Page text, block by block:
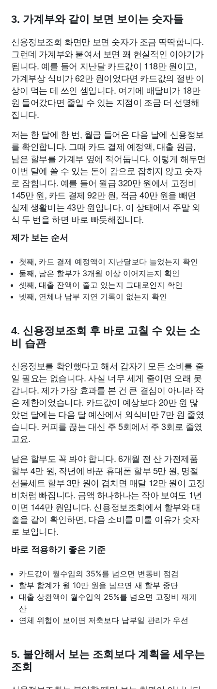
3. 가계부와 같이 보면 보이는 숫자들
신용정보조회 화면만 보면 숫자가 조금 딱딱합니다.
그런데 가계부와 붙여서 보면 꽤 현실적인 이야기가
됩니다. 예를 들어 지난달 카드값이 118만 원이고,
가계부상 식비가 62만 원이었다면 카드값의 절반 이
상이 먹는 데 쓰인 셈입니다. 여기에 배달비가 18만
원 들어갔다면 줄일 수 있는 지점이 조금 더 선명해
집니다.
저는 한 달에 한 번, 월급 들어온 다음 날에 신용정보
를 확인합니다. 그때 카드 결제 예정액, 대출 원금,
남은 할부를 가계부 옆에 적어둡니다. 이렇게 해두면
이번 달에 쓸 수 있는 돈이 감으로 잡히지 않고 숫자
로 잡힙니다. 예를 들어 월급 320만 원에서 고정비
145만 원, 카드 결제 92만 원, 적금 40만 원을 빼면
실제 생활비는 43만 원입니다. 이 상태에서 주말 외
식 두 번을 하면 바로 빠듯해집니다.
제가 보는 순서
첫째, 카드 결제 예정액이 지난달보다 늘었는지 확인
둘째, 남은 할부가 3개월 이상 이어지는지 확인
셋째, 대출 잔액이 줄고 있는지 그대로인지 확인
넷째, 연체나 납부 지연 기록이 없는지 확인
4. 신용정보조회 후 바로 고칠 수 있는 소
비 습관
신용정보를 확인했다고 해서 갑자기 모든 소비를 줄
일 필요는 없습니다. 사실 너무 세게 줄이면 오래 못
갑니다. 제가 가장 효과를 본 건 큰 결심이 아니라 작
은 제한이었습니다. 카드값이 예상보다 20만 원 많
았던 달에는 다음 달 예산에서 외식비만 7만 원 줄였
습니다. 커피를 끊는 대신 주 5회에서 주 3회로 줄였
고요.
남은 할부도 꼭 봐야 합니다. 6개월 전 산 가전제품
할부 4만 원, 작년에 바꾼 휴대폰 할부 5만 원, 명절
선물세트 할부 3만 원이 겹치면 매달 12만 원이 고정
비처럼 빠집니다. 금액 하나하나는 작아 보여도 1년
이면 144만 원입니다. 신용정보조회에서 할부와 대
출을 같이 확인하면, 다음 소비를 미룰 이유가 숫자
로 보입니다.
바로 적용하기 좋은 기준
카드값이 월수입의 35%를 넘으면 변동비 점검
할부 합계가 월 10만 원을 넘으면 새 할부 중단
대출 상환액이 월수입의 25%를 넘으면 고정비 재계
산
연체 위험이 보이면 저축보다 납부일 관리가 우선
5. 불안해서 보는 조회보다 계획을 세우는
조회